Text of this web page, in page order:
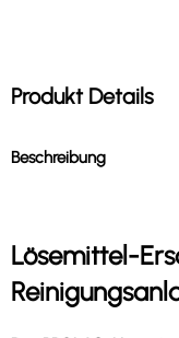
Produkt Details
Beschreibung
Lösemittel-